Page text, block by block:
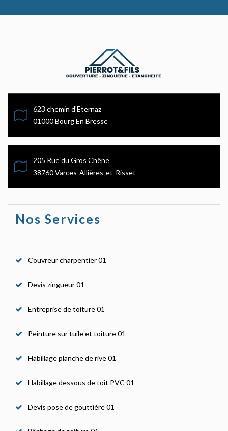
623 chemin d'Eternaz
01000 Bourg En Bresse
205 Rue du Gros Chêne
38760 Varces-Allières-et-Risset
Nos Services
Couvreur charpentier 01
Devis zingueur 01
Entreprise de toiture 01
Peinture sur tuile et toiture 01
Habillage planche de rive 01
Habillage dessous de toit PVC 01
Devis pose de gouttière 01